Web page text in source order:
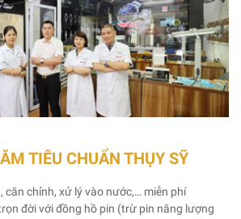
TIÊU CHUẨN THỤY SỸ
căn chỉnh, xử lý vào nước,… miễn phí
đời với đồng hồ pin (trừ pin năng lượng